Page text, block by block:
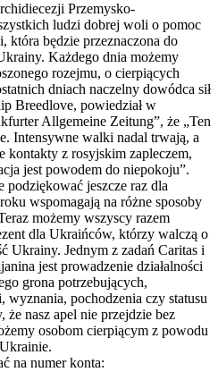
Przemysko-
ludzi dobrej woli o pomoc
która będzie przeznaczona do
Każdego dnia możemy
rozejmu, o cierpiących
dniach naczelny dowódca sił
Breedlove, powiedział w
Allgemeine Zeitung”, że „Ten
Intensywne walki nadal trwają, a
kontakty z rosyjskim zapleczem,
jest powodem do niepokoju”.
podziękować jeszcze raz dla
wspomagają na różne sposoby
możemy wszyscy razem
dla Ukraińców, którzy walczą o
Ukrainy. Jednym z zadań Caritas i
jest prowadzenie działalności
grona potrzebujących,
wyznania, pochodzenia czy statusu
że nasz apel nie przejdzie bez
osobom cierpiącym z powodu
na numer konta: